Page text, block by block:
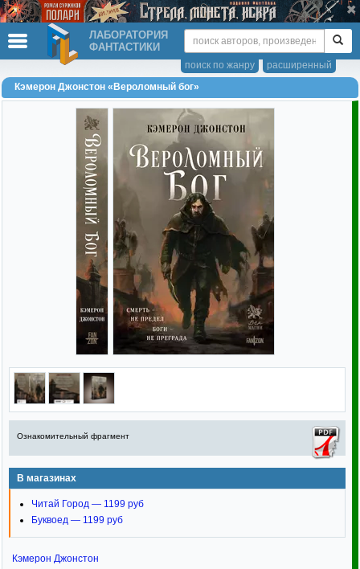
ЛАБОРАТОРИЯ
ФАНТАСТИКИ
расширенный
поиск по жанру
Кэмерон Джонстон «Вероломный бог»
Ознакомительный фрагмент
В магазинах
Читай Город — 1199 руб
Буквоед — 1199 руб
Кэмерон Джонстон